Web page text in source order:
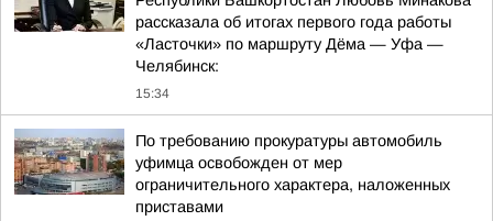
рассказала об итогах первого года работы
«Ласточки» по маршруту Дёма — Уфа —
Челябинск:
15:34
По требованию прокуратуры автомобиль
уфимца освобожден от мер
ограничительного характера, наложенных
приставами